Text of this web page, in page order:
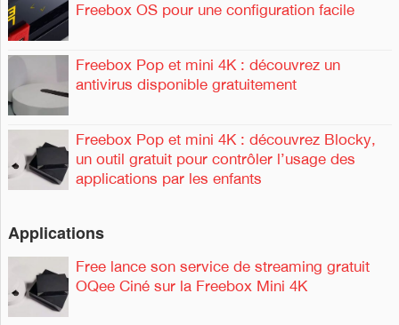
Freebox OS pour une configuration facile
Freebox Pop et mini 4K : découvrez un
antivirus disponible gratuitement
Freebox Pop et mini 4K : découvrez Blocky,
un outil gratuit pour contrôler l’usage des
applications par les enfants
Applications
Free lance son service de streaming gratuit
OQee Ciné sur la Freebox Mini 4K